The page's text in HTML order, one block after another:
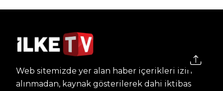
Web sitemizde yer alan haber içerikleri izin
alınmadan, kaynak gösterilerek dahi iktibas